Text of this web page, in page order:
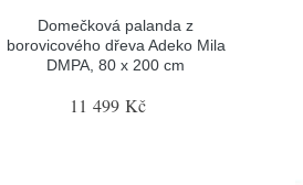
Domečková palanda z
borovicového dřeva Adeko Mila
DMPA, 80 x 200 cm
11 499 Kč